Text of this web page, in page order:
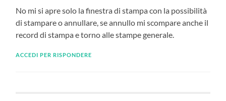
No mi si apre solo la finestra di stampa con la possibilità
di stampare o annullare, se annullo mi scompare anche il
record di stampa e torno alle stampe generale.
ACCEDI PER RISPONDERE